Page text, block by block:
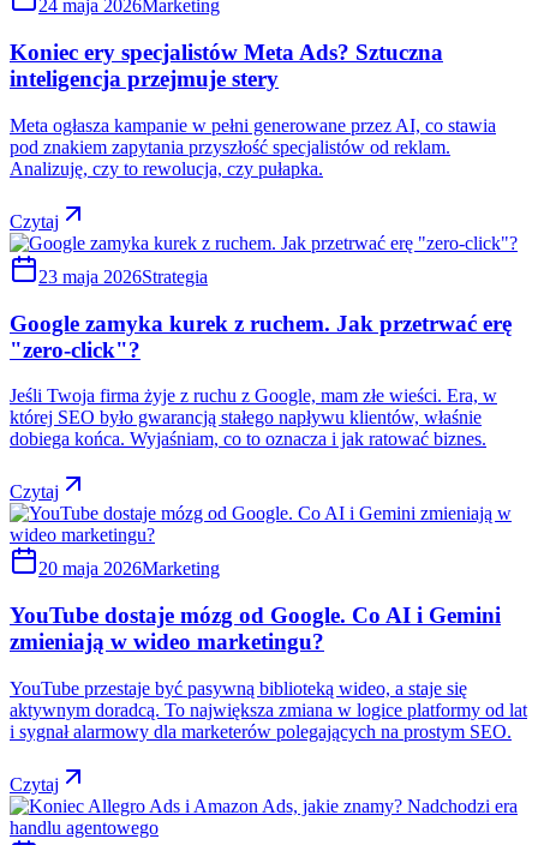
24 maja 2026Marketing
Koniec ery specjalistów Meta Ads? Sztuczna
inteligencja przejmuje stery
Meta ogłasza kampanie w pełni generowane przez AI, co stawia
pod znakiem zapytania przyszłość specjalistów od reklam.
Analizuję, czy to rewolucja, czy pułapka.
Czytaj
23 maja 2026Strategia
Google zamyka kurek z ruchem. Jak przetrwać erę
"zero-click"?
Jeśli Twoja firma żyje z ruchu z Google, mam złe wieści. Era, w
której SEO było gwarancją stałego napływu klientów, właśnie
dobiega końca. Wyjaśniam, co to oznacza i jak ratować biznes.
Czytaj
20 maja 2026Marketing
YouTube dostaje mózg od Google. Co AI i Gemini
zmieniają w wideo marketingu?
YouTube przestaje być pasywną biblioteką wideo, a staje się
aktywnym doradcą. To największa zmiana w logice platformy od lat
i sygnał alarmowy dla marketerów polegających na prostym SEO.
Czytaj